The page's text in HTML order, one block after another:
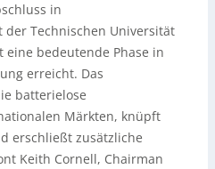
in
der Technischen Universität
eine bedeutende Phase in
erreicht. Das
batterielose
Märkten, knüpft
erschließt zusätzliche
Keith Cornell, Chairman